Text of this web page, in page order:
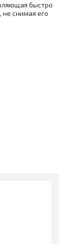
быстро
не снимая его